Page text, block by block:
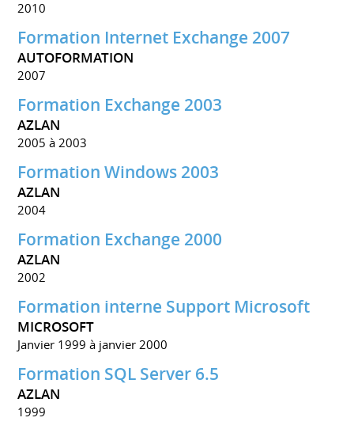
2010
Formation Internet Exchange 2007
AUTOFORMATION
2007
Formation Exchange 2003
AZLAN
2005 à 2003
Formation Windows 2003
AZLAN
2004
Formation Exchange 2000
AZLAN
2002
Formation interne Support Microsoft
MICROSOFT
Janvier 1999 à janvier 2000
Formation SQL Server 6.5
AZLAN
1999